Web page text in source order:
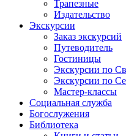
Трапезные
Издательство
Экскурсии
Заказ экскурсий
Путеводитель
Гостиницы
Экскурсии по
Экскурсии по
Мастер-классы
Социальная служба
Богослужения
Библиотека